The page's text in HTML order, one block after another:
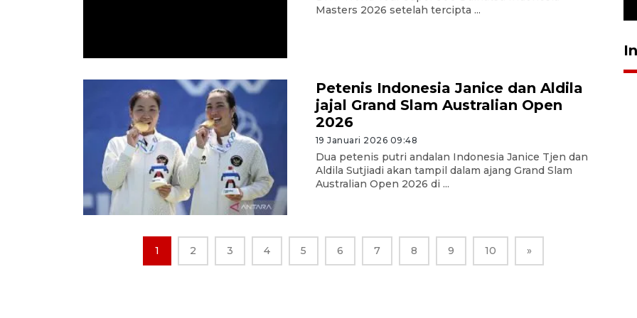
Masters 2026 setelah tercipta ...
Petenis Indonesia Janice dan Aldila
jajal Grand Slam Australian Open
2026
19 Januari 2026 09:48
Dua petenis putri andalan Indonesia Janice Tjen dan
Aldila Sutjiadi akan tampil dalam ajang Grand Slam
Australian Open 2026 di ...
1 2 3 4 5 6 7 8 9 10 »